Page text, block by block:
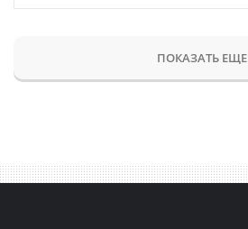
ПОКАЗАТЬ ЕЩЕ